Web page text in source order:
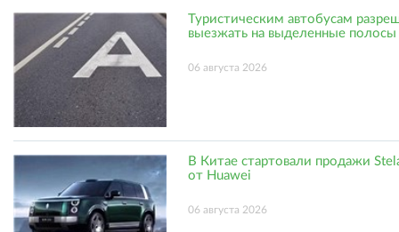
Туристическим автобусам
выезжать на выделенные полосы
06 августа 2026
В Китае стартовали продажи
от Huawei
06 августа 2026